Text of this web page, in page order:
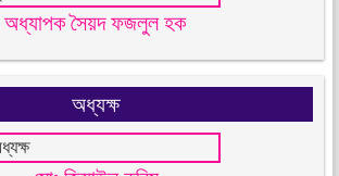
অধ্যাপক সৈয়দ ফজলুল হক
অধ্যক্ষ